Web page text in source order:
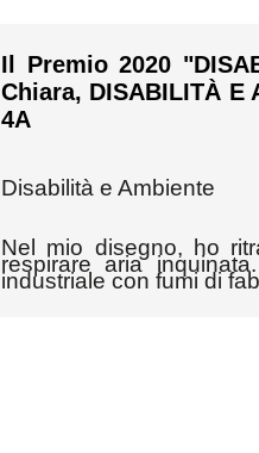
Il Premio 2020
Chiara, DISABILITÀ
4A
Disabilità e Ambiente
Nel mio disegno, ho
respirare aria inquin
industriale con fumi di